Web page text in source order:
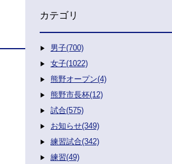
カテゴリ
男子(700)
女子(1022)
熊野オープン(4)
熊野市長杯(12)
試合(575)
お知らせ(349)
練習試合(342)
練習(49)